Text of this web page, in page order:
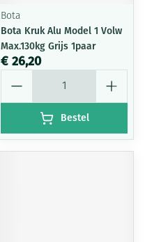
Bota
Bota Kruk Alu Model 1 Volw
Max.130kg Grijs 1paar
€ 26,20
Bestel